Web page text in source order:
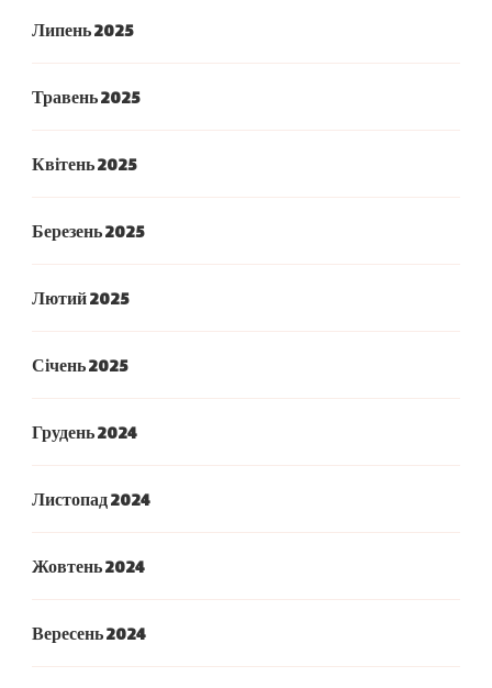
Липень 2025
Травень 2025
Квітень 2025
Березень 2025
Лютий 2025
Січень 2025
Грудень 2024
Листопад 2024
Жовтень 2024
Вересень 2024